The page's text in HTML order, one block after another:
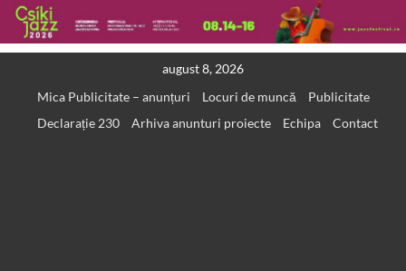
august 8, 2026
Mica Publicitate – anunțuri
Locuri de muncă
Publicitate
Declarație 230
Arhiva anunturi proiecte Echipa Contact